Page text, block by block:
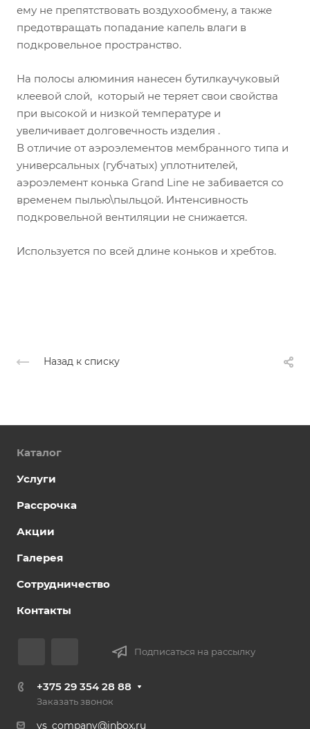
ему не препятствовать воздухообмену, а также
предотвращать попадание капель влаги в
подкровельное пространство.
На полосы алюминия нанесен бутилкаучуковый
клеевой слой, который не теряет свои свойства
при высокой и низкой температуре и
увеличивает долговечность изделия .
В отличие от аэроэлементов мембранного типа и
универсальных (губчатых) уплотнителей,
аэроэлемент конька Grand Line не забивается со
временем пылью\пыльцой. Интенсивность
подкровельной вентиляции не снижается.
Используется по всей длине коньков и хребтов.
Назад к списку
Каталог
Услуги
Рассрочка
Акции
Галерея
Сотрудничество
Контакты
Подписаться на рассылку
+375 29 354 28 88
Заказать звонок
vs_company@inbox.ru